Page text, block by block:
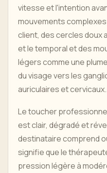
vitesse et l'intention
mouvements
client, des cercles doux
et le temporal et des
légers comme une
du visage vers les
auriculaires et cervicaux.
Le toucher
est clair, dégradé et
destinataire comprend
signifie que le
pression légère à